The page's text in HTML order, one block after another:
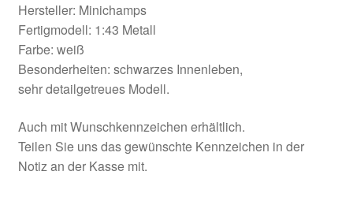
Hersteller: Minichamps
Fertigmodell: 1:43 Metall
Farbe: weiß
Besonderheiten: schwarzes Innenleben,
sehr detailgetreues Modell.
Auch mit Wunschkennzeichen erhältlich.
Teilen Sie uns das gewünschte Kennzeichen in der
Notiz an der Kasse mit.